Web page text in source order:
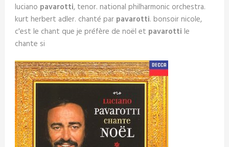
luciano pavarotti, tenor. national philharmonic orchestra.
kurt herbert adler. chanté par pavarotti. bonsoir nicole,
c'est le chant que je préfère de noël et pavarotti le
chante si